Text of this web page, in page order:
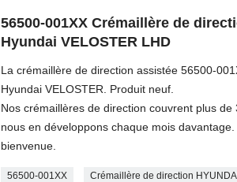
56500-001XX Crémaillère de
Hyundai VELOSTER LHD
La crémaillère de direction assistée 56500-
Hyundai VELOSTER. Produit neuf.
Nos crémaillères de direction couvrent plus
nous en développons chaque mois
bienvenue.
56500-001XX Crémaillère de direction HYUNDAI